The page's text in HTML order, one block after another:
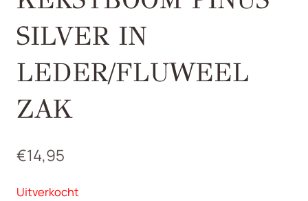
SILVER IN
LEDER/FLUWEEL
ZAK
€14,95
Uitverkocht